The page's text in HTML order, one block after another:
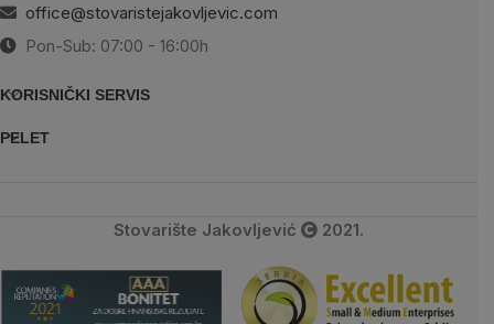
office@stovaristejakovljevic.com
Pon-Sub: 07:00 - 16:00h
KORISNIČKI SERVIS
PELET
Stovarište Jakovljević 2021.